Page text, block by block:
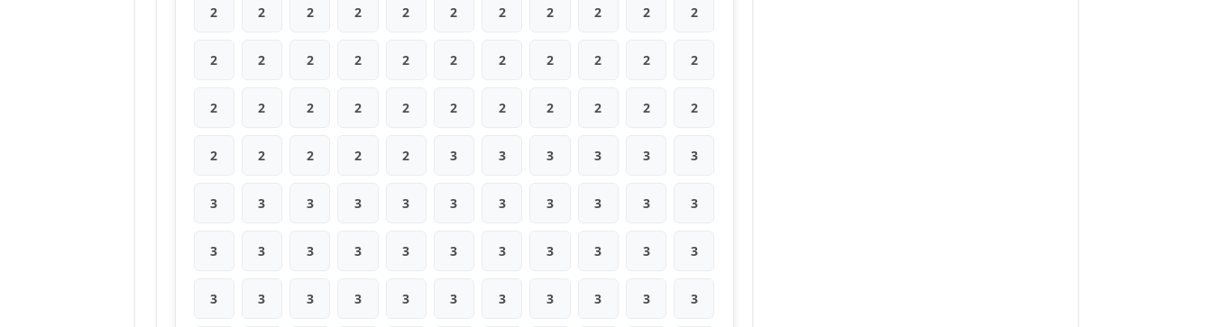
2 2 2 2 2 2 2 2 2 2 2
2 2 2 2 2 2 2 2 2 2 2
2 2 2 2 2 2 2 2 2 2 2
2 2 2 2 2 3 3 3 3 3 3
3 3 3 3 3 3 3 3 3 3 3
3 3 3 3 3 3 3 3 3 3 3
3 3 3 3 3 3 3 3 3 3 3